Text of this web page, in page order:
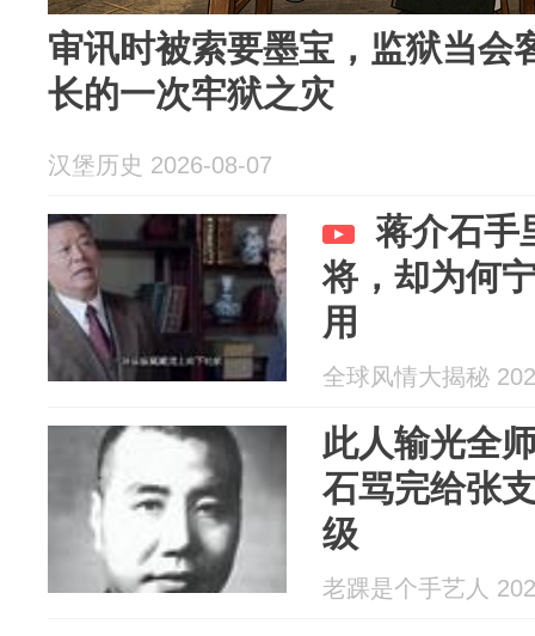
审讯时被索要墨宝，监狱当
长的一次牢狱之灾
汉堡历史 2026-08-07
蒋介石手
将，却为何
用
全球风情大揭秘
此人输光全
石骂完给张
级
老踝是个手艺人